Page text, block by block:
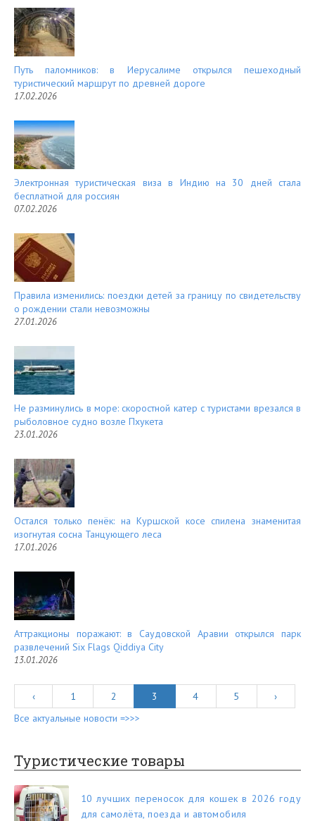
Путь паломников: в Иерусалиме открылся пешеходный
туристический маршрут по древней дороге
17.02.2026
Электронная туристическая виза в Индию на 30 дней стала
бесплатной для россиян
07.02.2026
Правила изменились: поездки детей за границу по свидетельству
о рождении стали невозможны
27.01.2026
Не разминулись в море: скоростной катер с туристами врезался в
рыболовное судно возле Пхукета
23.01.2026
Остался только пенёк: на Куршской косе спилена знаменитая
изогнутая сосна Танцующего леса
17.01.2026
Аттракционы поражают: в Саудовской Аравии открылся парк
развлечений Six Flags Qiddiya City
13.01.2026
‹ 1 2 3 4 5
›
Все актуальные новости =>>>
Туристические товары
10 лучших переносок для кошек в 2026 году
для самолёта, поезда и автомобиля